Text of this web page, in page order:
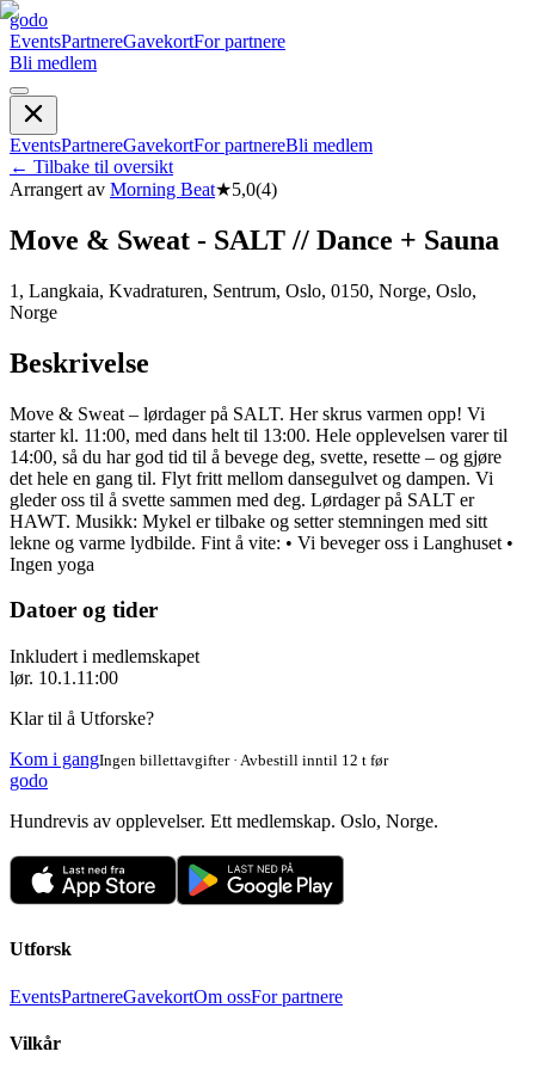
godo
EventsPartnereGavekortFor partnere
Bli medlem
EventsPartnereGavekortFor partnereBli medlem
← Tilbake til oversikt
Arrangert av Morning Beat★5,0(4)
Move & Sweat - SALT // Dance + Sauna
1, Langkaia, Kvadraturen, Sentrum, Oslo, 0150, Norge, Oslo,
Norge
Beskrivelse
Move & Sweat – lørdager på SALT. Her skrus varmen opp! Vi
starter kl. 11:00, med dans helt til 13:00. Hele opplevelsen varer til
14:00, så du har god tid til å bevege deg, svette, resette – og gjøre
det hele en gang til. Flyt fritt mellom dansegulvet og dampen. Vi
gleder oss til å svette sammen med deg. Lørdager på SALT er
HAWT. Musikk: Mykel er tilbake og setter stemningen med sitt
lekne og varme lydbilde. Fint å vite: • Vi beveger oss i Langhuset •
Ingen yoga
Datoer og tider
Inkludert i medlemskapet
lør. 10.1.11:00
Klar til å Utforske?
Kom i gangIngen billettavgifter · Avbestill inntil 12 t før
godo
Hundrevis av opplevelser. Ett medlemskap. Oslo, Norge.
Utforsk
EventsPartnereGavekortOm ossFor partnere
Vilkår